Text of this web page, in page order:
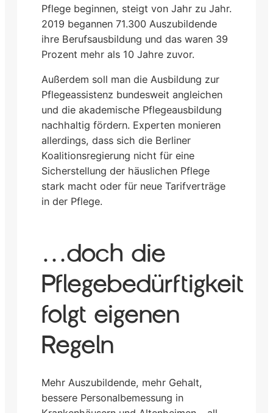
Pflege beginnen, steigt von Jahr zu Jahr.
2019 begannen 71.300 Auszubildende
ihre Berufsausbildung und das waren 39
Prozent mehr als 10 Jahre zuvor.
Außerdem soll man die Ausbildung zur
Pflegeassistenz bundesweit angleichen
und die akademische Pflegeausbildung
nachhaltig fördern. Experten monieren
allerdings, dass sich die Berliner
Koalitionsregierung nicht für eine
Sicherstellung der häuslichen Pflege
stark macht oder für neue Tarifverträge
in der Pflege.
…doch die
Pflegebedürftigkeit
folgt eigenen
Regeln
Mehr Auszubildende, mehr Gehalt,
bessere Personalbemessung in